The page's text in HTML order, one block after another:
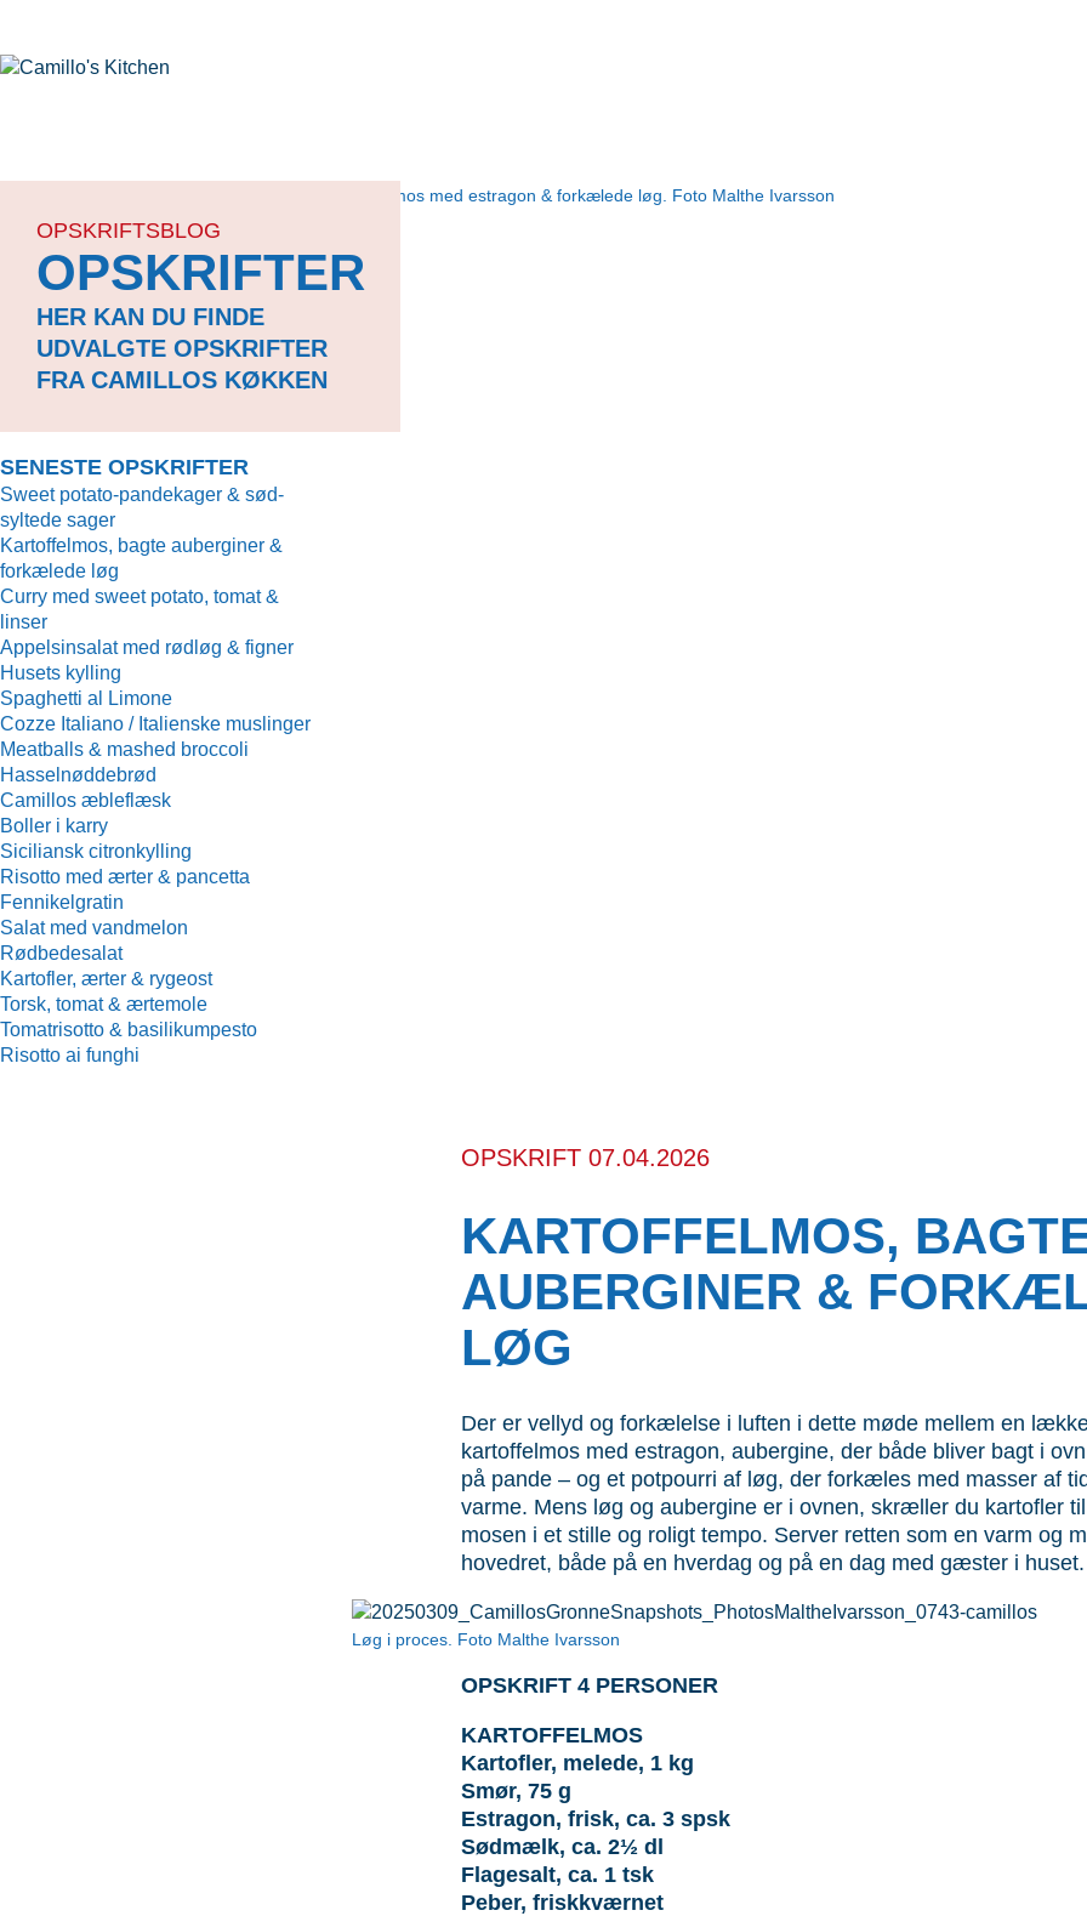
OPSKRIFTSBLOG
OPSKRIFTER
HER KAN DU FINDE
UDVALGTE OPSKRIFTER
FRA CAMILLOS KØKKEN
SENESTE OPSKRIFTER
Sweet potato-pandekager & sød-
syltede sager
Kartoffelmos, bagte auberginer &
forkælede løg
Curry med sweet potato, tomat &
linser
Appelsinsalat med rødløg & figner
Husets kylling
Spaghetti al Limone
Cozze Italiano / Italienske muslinger
Meatballs & mashed broccoli
Hasselnøddebrød
Camillos æbleflæsk
Boller i karry
Siciliansk citronkylling
Risotto med ærter & pancetta
Fennikelgratin
Salat med vandmelon
Rødbedesalat
Kartofler, ærter & rygeost
Torsk, tomat & ærtemole
Tomatrisotto & basilikumpesto
Risotto ai funghi
Kartoffelmos med estragon & forkælede løg. Foto Malthe Ivarsson
OPSKRIFT 07.04.2026
KARTOFFELMOS,
AUBERGINER &
LØG
Der er vellyd og forkælelse i luften i dette møde mellem en
kartoffelmos med estragon, aubergine, der både bliver bagt i
på pande – og et potpourri af løg, der forkæles med masser af
varme. Mens løg og aubergine er i ovnen, skræller du kartofler
mosen i et stille og roligt tempo. Server retten som en varm og
hovedret, både på en hverdag og på en dag med gæster i huset.
Løg i proces. Foto Malthe Ivarsson
OPSKRIFT 4 PERSONER
KARTOFFELMOS
Kartofler, melede, 1 kg
Smør, 75 g
Estragon, frisk, ca. 3 spsk
Sødmælk, ca. 2½ dl
Flagesalt, ca. 1 tsk
Peber, friskkværnet